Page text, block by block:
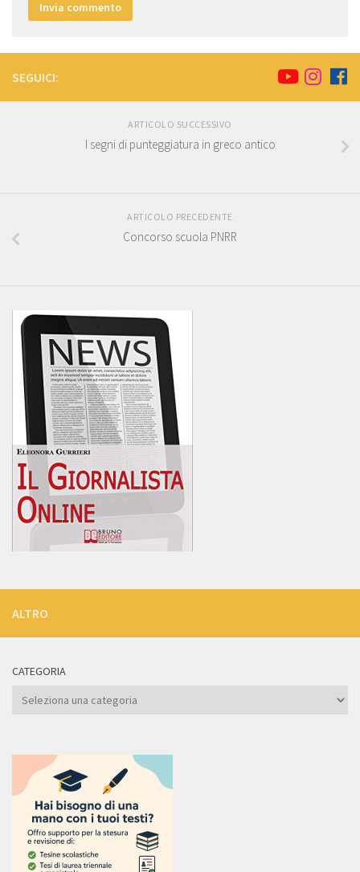
SEGUICI:
ARTICOLO SUCCESSIVO
I segni di punteggiatura in greco antico
ARTICOLO PRECEDENTE
Concorso scuola PNRR
ALTRO
CATEGORIA
Categoria